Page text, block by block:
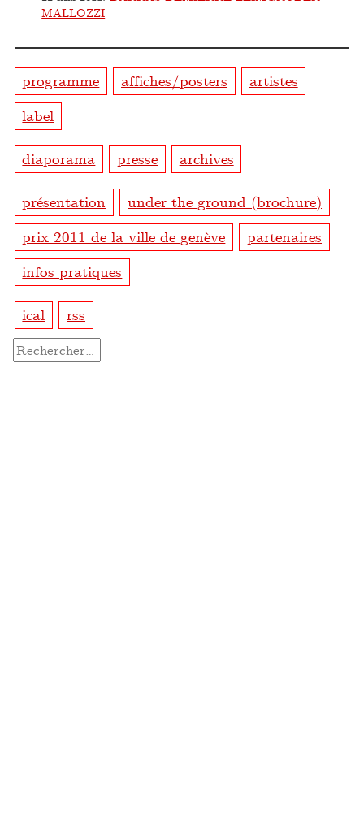
MALLOZZI
programme affiches/posters
artistes
label
diaporama presse archives
présentation
under the ground (brochure)
prix 2011 de la ville de genève
partenaires
infos pratiques
ical rss
Rechercher :